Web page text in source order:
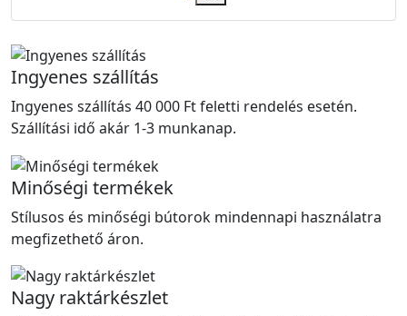
Ingyenes szállítás
Ingyenes szállítás 40 000 Ft feletti rendelés esetén.
Szállítási idő akár 1-3 munkanap.
Minőségi termékek
Stílusos és minőségi bútorok mindennapi használatra
megfizethető áron.
Nagy raktárkészlet